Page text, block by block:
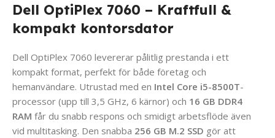
Dell OptiPlex 7060 – Kraftfull &
kompakt kontorsdator
Dell OptiPlex 7060 levererar pålitlig prestanda i ett
kompakt format, perfekt för både företag och
hemanvändare. Utrustad med en Intel Core i5-8500T-
processor (upp till 3,5 GHz, 6 kärnor) och 16 GB DDR4
RAM får du snabb respons och smidigt arbetsflöde även
vid multitasking. Den snabba 256 GB M.2 SSD gör att